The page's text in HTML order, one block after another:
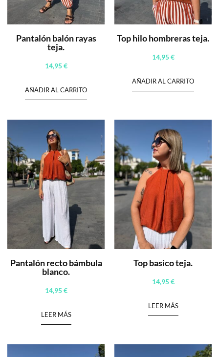
Pantalón balón rayas
teja.
14,95€
AÑADIR AL CARRITO
Top hilo hombreras teja.
14,95€
AÑADIR AL CARRITO
Pantalón recto bámbula
blanco.
14,95€
LEER MÁS
Top basico teja.
14,95€
LEER MÁS